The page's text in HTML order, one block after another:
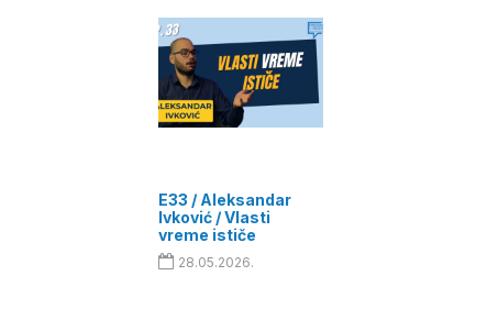
E33 / Aleksandar
Ivković / Vlasti
vreme ističe
28.05.2026.